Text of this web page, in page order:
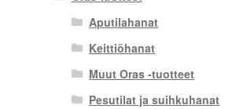
Aputilahanat
Keittiöhanat
Muut Oras -tuotteet
Pesutilat ja suihkuhanat